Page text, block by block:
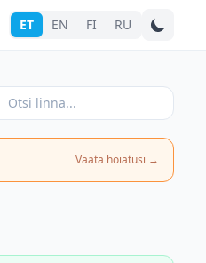
Otsi linna
ET EN FI RU
Vaata hoiatusi →